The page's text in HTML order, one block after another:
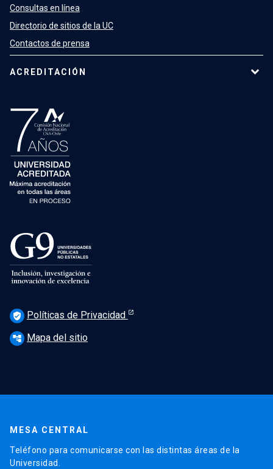
Consultas en línea
Directorio de sitios de la UC
Contactos de prensa
ACREDITACIÓN
verified_user Políticas de Privacidad
account_tree Mapa del sitio
MESA CENTRAL
Teléfono para comunicarse con las distintas áreas de la
Universidad.